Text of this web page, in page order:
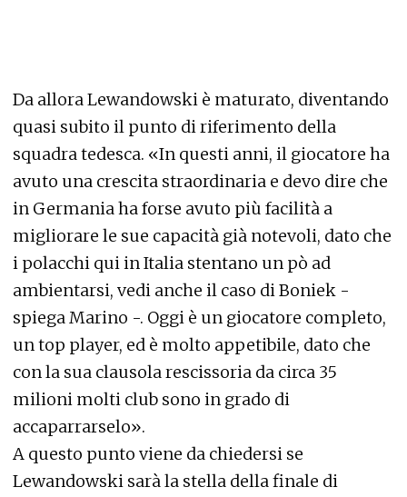
Da allora Lewandowski è maturato, diventando
quasi subito il punto di riferimento della
squadra tedesca. «In questi anni, il giocatore ha
avuto una crescita straordinaria e devo dire che
in Germania ha forse avuto più facilità a
migliorare le sue capacità già notevoli, dato che
i polacchi qui in Italia stentano un pò ad
ambientarsi, vedi anche il caso di Boniek -
spiega Marino -. Oggi è un giocatore completo,
un top player, ed è molto appetibile, dato che
con la sua clausola rescissoria da circa 35
milioni molti club sono in grado di
accaparrarselo».
A questo punto viene da chiedersi se
Lewandowski sarà la stella della finale di